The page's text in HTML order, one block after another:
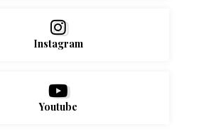
Instagram
Youtube